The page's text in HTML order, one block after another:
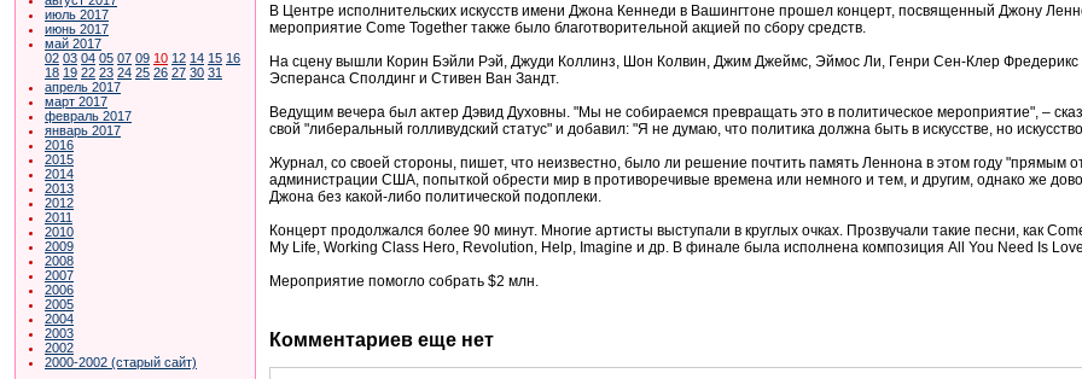
июль 2017
июнь 2017
май 2017
02 03 04 05 07 09 10 12 14 15 16
18 19 22 23 24 25 26 27 30 31
апрель 2017
март 2017
февраль 2017
январь 2017
2016
2015
2014
2013
2012
2011
2010
2009
2008
2007
2006
2005
2004
2003
2002
2000-2002 (старый сайт)
В Центре исполнительских искусств имени Джона Кеннеди в Вашингтоне прошел концерт, посвященный Джону
мероприятие Come Together также было благотворительной акцией по сбору средств.
На сцену вышли Корин Бэйли Рэй, Джуди Коллинз, Шон Колвин, Джим Джеймс, Эймос Ли, Генри Сен-Клер Фредерикс
Эсперанса Сполдинг и Стивен Ван Зандт.
Ведущим вечера был актер Дэвид Духовны. "Мы не собираемся превращать это в политическое мероприятие", –
свой "либеральный голливудский статус" и добавил: "Я не думаю, что политика должна быть в искусстве, но
Журнал, со своей стороны, пишет, что неизвестно, было ли решение почтить память Леннона в этом году "прямым
администрации США, попыткой обрести мир в противоречивые времена или немного и тем, и другим, однако же
Джона без какой-либо политической подоплеки.
Концерт продолжался более 90 минут. Многие артисты выступали в круглых очках. Прозвучали такие песни, как
My Life, Working Class Hero, Revolution, Help, Imagine и др. В финале была исполнена композиция All You Need Is Love.
Мероприятие помогло собрать $2 млн.
Комментариев еще нет